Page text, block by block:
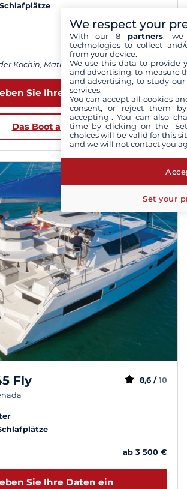
ab 41 128 €
Köchin, Matrose
Sie Ihre Daten ein
Das Boot ansehen
Fly 8,6 / 10
ab 3 500 €
Sie Ihre Daten ein
We respect your
With our 8 partners, we
technologies to collect
from your device.
We use this data to provide
and advertising, to measure
and advertising, to study
services.
You can accept all cookies
consent, or reject them
accepting". You can also
time by clicking on the
choices will be valid for this
and we will not contact you
Set your